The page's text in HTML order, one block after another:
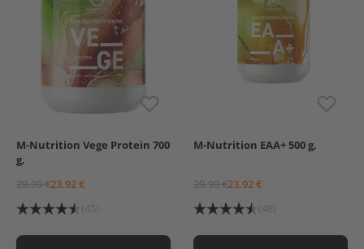
Suklaa
Maustamaton
M-Nutrition Vege Protein 700
g,
29,90 €23,92 €
(45)
Mango
Vihreä omena
M-Nutrition EAA+ 500 g,
29,90 €23,92 €
(48)